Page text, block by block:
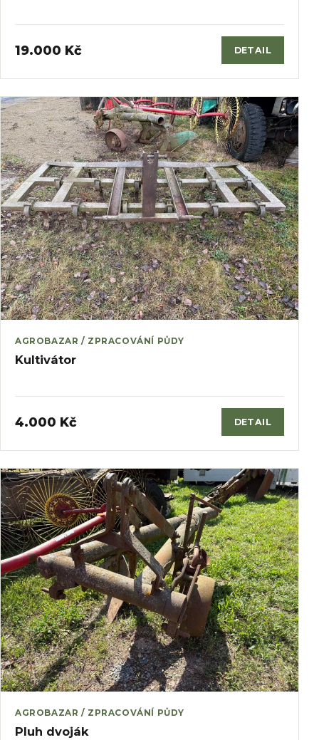
19.000 Kč DETAIL
AGROBAZAR / ZPRACOVÁNÍ PŮDY
Kultivátor
4.000 Kč DETAIL
AGROBAZAR / ZPRACOVÁNÍ PŮDY
Pluh dvoják